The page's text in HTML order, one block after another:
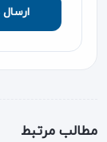
مطالب مرتبط